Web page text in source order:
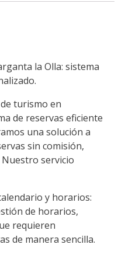
la Olla: sistema
turismo en
de reservas eficiente
una solución a
sin comisión,
Nuestro servicio
y horarios:
de horarios,
requieren
de manera sencilla.